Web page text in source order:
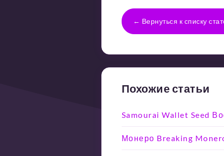
← Вернуться к списку
Похожие статьи
Samourai Wallet Seed
Монеро Breaking